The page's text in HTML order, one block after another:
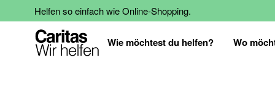
Helfen so einfach wie Online-Shopping.
Wie möchtest du helfen? Wo